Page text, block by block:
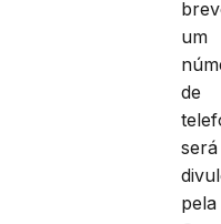
um
de
será
pela